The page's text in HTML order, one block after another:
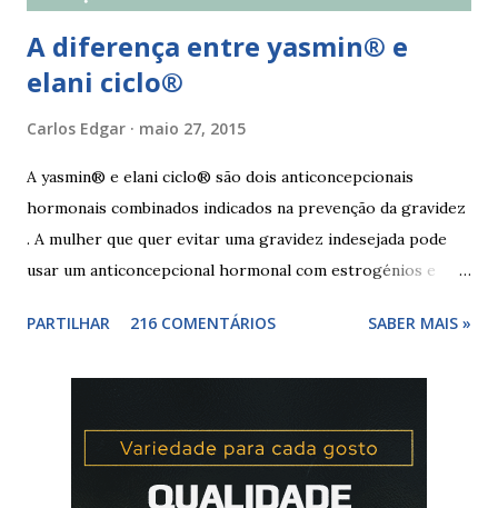
A diferença entre yasmin® e
elani ciclo®
Carlos Edgar maio 27, 2015
A yasmin® e elani ciclo® são dois anticoncepcionais
hormonais combinados indicados na prevenção da gravidez
. A mulher que quer evitar uma gravidez indesejada pode
usar um anticoncepcional hormonal com estrogénios e
para não correr riscos. Os anticoncepcionais yasmin® e
mulher deve tomar um comprimido por dia, seguindo
a ordem da cartela ou blister. No final da cartela ou blister
deve fazer uma pausa de 7 dias, para menstruar. A mulher
PARTILHAR 216 COMENTÁRIOS SABER MAIS »